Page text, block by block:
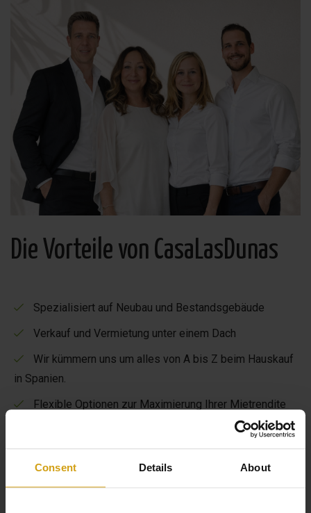
Consent Details About
Die Vorteile von CasaLasDunas
Spezialisiert auf Neubau und Bestandsgebäude
Verkauf und Vermietung unter einem Dach
Wir kümmern uns um alles von A bis Z beim Hauskauf
in Spanien.
Flexible Optionen zur Maximierung Ihrer Mietrendite
29 Jahre Erfahrung in der Immobilien- und
Hausverwaltungsbranche
Mehr über uns erfahren